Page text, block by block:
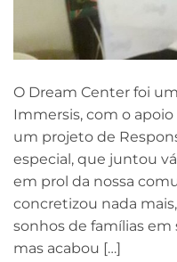
O Dream Center foi
Immersis, com o apoio
um projeto de
especial, que juntou
em prol da nossa
concretizou nada
sonhos de famílias
mas acabou […]